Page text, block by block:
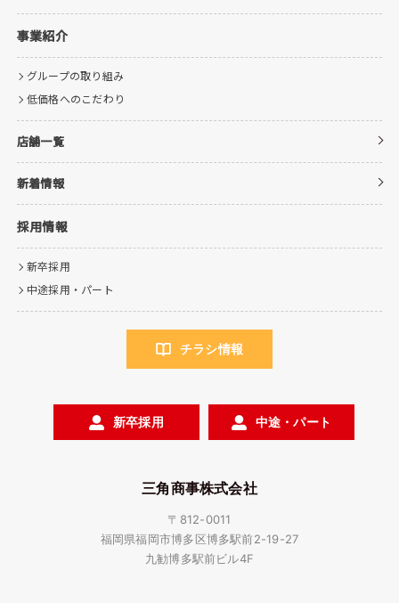
事業紹介
グループの取り組み
低価格へのこだわり
店舗一覧
新着情報
採用情報
新卒採用
中途採用・パート
チラシ情報
新卒採用 中途・パート
三角商事株式会社
〒812-0011
福岡県福岡市博多区博多駅前2-19-27
九勧博多駅前ビル4F